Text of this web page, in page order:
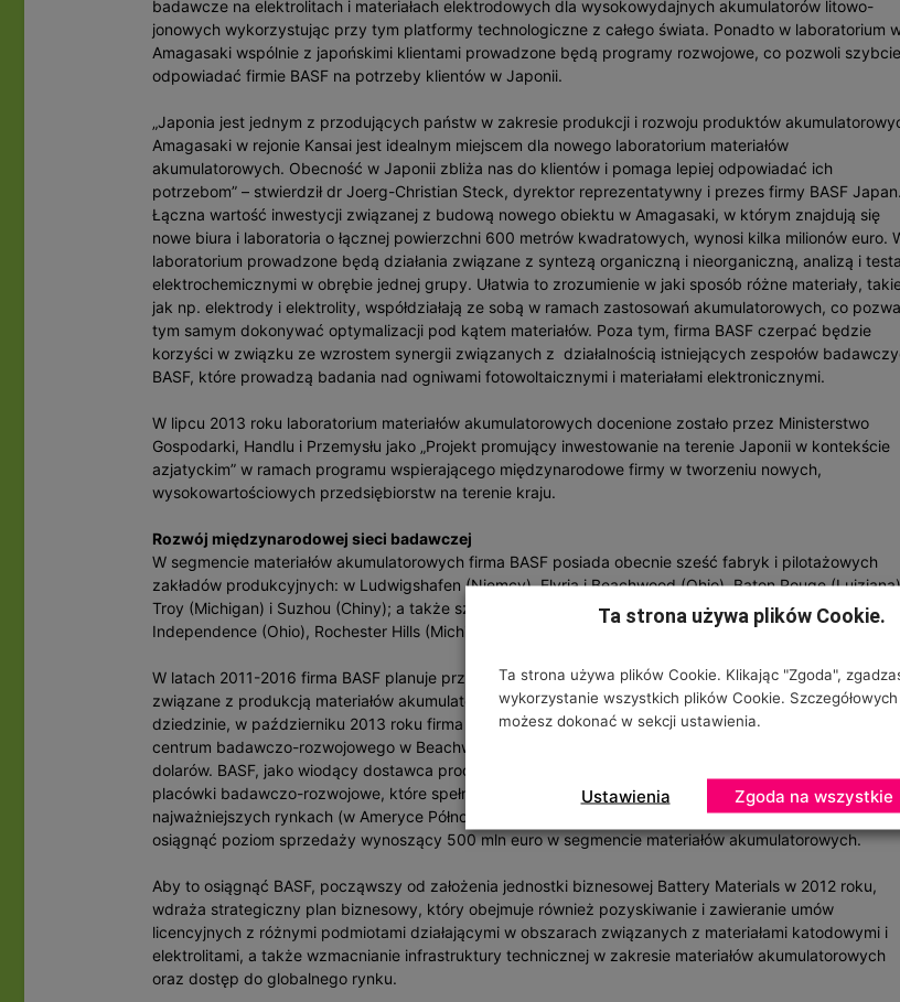
badawcze na elektrolitach i materiałach elektrodowych dla wysokowydajnych akumulatorów litowo-
jonowych wykorzystując przy tym platformy technologiczne z całego świata. Ponadto w laboratorium
Amagasaki wspólnie z japońskimi klientami prowadzone będą programy rozwojowe, co pozwoli
odpowiadać firmie BASF na potrzeby klientów w Japonii.
„Japonia jest jednym z przodujących państw w zakresie produkcji i rozwoju produktów
Amagasaki w rejonie Kansai jest idealnym miejscem dla nowego laboratorium materiałów
akumulatorowych. Obecność w Japonii zbliża nas do klientów i pomaga lepiej odpowiadać ich
potrzebom” – stwierdził dr Joerg-Christian Steck, dyrektor reprezentatywny i prezes firmy BASF Japan.
Łączna wartość inwestycji związanej z budową nowego obiektu w Amagasaki, w którym znajdują się
nowe biura i laboratoria o łącznej powierzchni 600 metrów kwadratowych, wynosi kilka milionów euro.
laboratorium prowadzone będą działania związane z syntezą organiczną i nieorganiczną, analizą i
elektrochemicznymi w obrębie jednej grupy. Ułatwia to zrozumienie w jaki sposób różne materiały,
jak np. elektrody i elektrolity, współdziałają ze sobą w ramach zastosowań akumulatorowych, co
tym samym dokonywać optymalizacji pod kątem materiałów. Poza tym, firma BASF czerpać będzie
korzyści w związku ze wzrostem synergii związanych z działalnością istniejących zespołów
BASF, które prowadzą badania nad ogniwami fotowoltaicznymi i materiałami elektronicznymi.
W lipcu 2013 roku laboratorium materiałów akumulatorowych docenione zostało przez Ministerstwo
Gospodarki, Handlu i Przemysłu jako „Projekt promujący inwestowanie na terenie Japonii w kontekście
azjatyckim” w ramach programu wspierającego międzynarodowe firmy w tworzeniu nowych,
wysokowartościowych przedsiębiorstw na terenie kraju.
Rozwój międzynarodowej sieci badawczej
W segmencie materiałów akumulatorowych firma BASF posiada obecnie sześć fabryk i pilotażowych
zakładów produkcyjnych: w Ludwigshafen (Niemcy), Elyria i Beachwood (Ohio), Baton Rouge
Troy (Michigan) i Suzhou (Chiny); a także sześć placówek R&D: w Ludwigshafen, Beachwood i
Independence (Ohio), Rochester Hills (Michigan), Suzhou (Chiny) oraz Amagasaki (Japonia).
W latach 2011-2016 firma BASF planuje przeznaczyć kilkaset milionów euro na badania, rozwój i
związane z produkcją materiałów akumulatorowych. Aby wzmocnić swoją pozycję na świecie w tej
dziedzinie, w październiku 2013 roku firma BASF ogłosiła plany związane z rozbudową i remontem
centrum badawczo-rozwojowego w Beachwood (Ohio). Wartość inwestycji szacowana jest na 25 mln
dolarów. BASF, jako wiodący dostawca produktów dla przemysłu akumulatorowego, posiadać będzie
placówki badawczo-rozwojowe, które spełniają indywidualne potrzeby klientów na trzech
najważniejszych rynkach (w Ameryce Północnej, Europie i Azji). Do 2020 roku firma spodziewa się
osiągnąć poziom sprzedaży wynoszący 500 mln euro w segmencie materiałów akumulatorowych.
Aby to osiągnąć BASF, począwszy od założenia jednostki biznesowej Battery Materials w 2012 roku,
wdraża strategiczny plan biznesowy, który obejmuje również pozyskiwanie i zawieranie umów
licencyjnych z różnymi podmiotami działającymi w obszarach związanych z materiałami katodowymi i
elektrolitami, a także wzmacnianie infrastruktury technicznej w zakresie materiałów akumulatorowych
oraz dostęp do globalnego rynku.
Ta strona używa plików Cookie.
Ta strona używa plików Cookie. Klikając "Zgoda",
wykorzystanie wszystkich plików Cookie.
możesz dokonać w sekcji ustawienia.
Ustawienia Zgoda na wszystkie